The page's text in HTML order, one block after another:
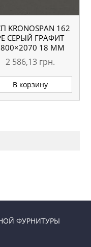
KRONOSPAN 162
СЕРЫЙ ГРАФИТ
18 ММ
2 586,13 грн.
В корзину
ФУРНИТУРЫ